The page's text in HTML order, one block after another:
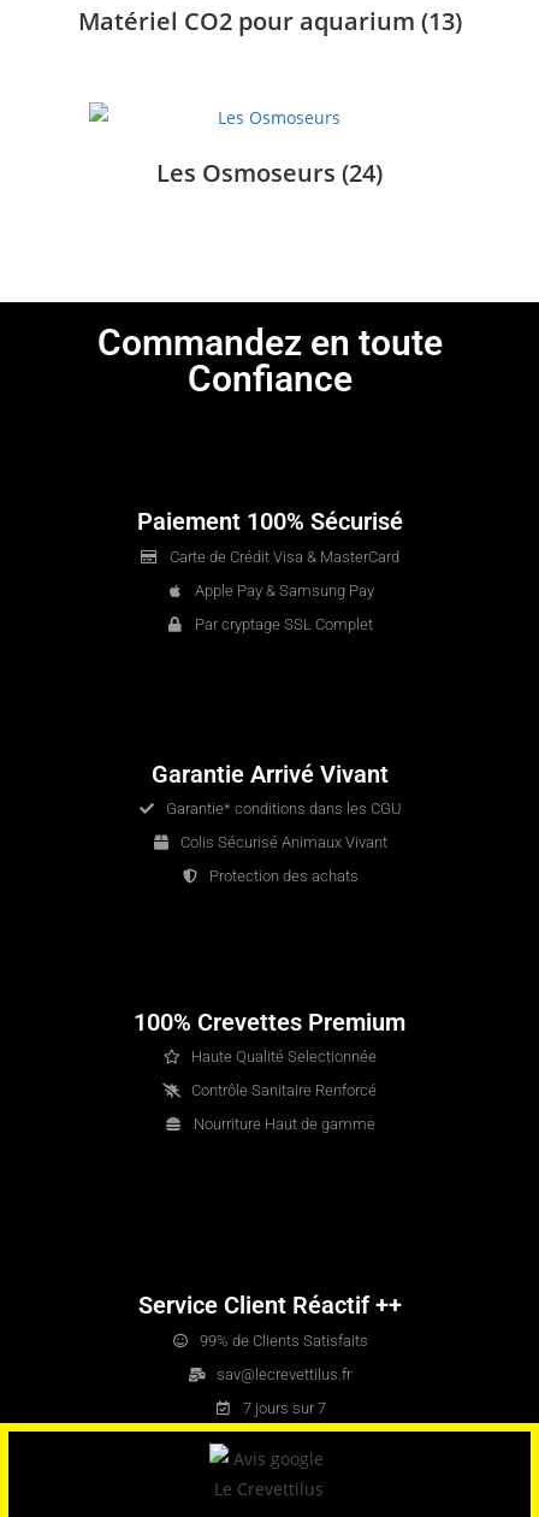
Matériel CO2 pour aquarium (13)
Les Osmoseurs (24)
Commandez en toute
Confiance
Paiement 100% Sécurisé
Carte de Crédit Visa & MasterCard
Apple Pay & Samsung Pay
Par cryptage SSL Complet
Garantie Arrivé Vivant
Garantie* conditions dans les CGU
Colis Sécurisé Animaux Vivant
Protection des achats
100% Crevettes Premium
Haute Qualité Selectionnée
Contrôle Sanitaire Renforcé
Nourriture Haut de gamme
Service Client Réactif ++
99% de Clients Satisfaits
sav@lecrevettilus.fr
7 jours sur 7